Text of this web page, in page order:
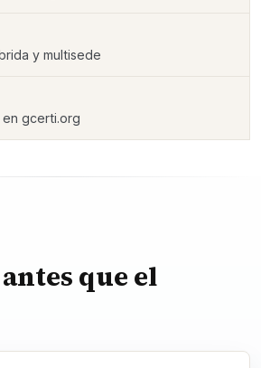
y multisede
gcerti.org
que el